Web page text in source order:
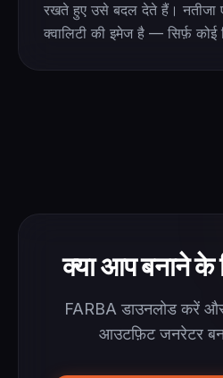
रखते हुए उसे बदल देते हैं। नतीजा
क्वालिटी की इमेज है — सिर्फ़ कोई
क्या आप बनाने के
FARBA डाउनलोड करें
आउटफ़िट जनरेटर